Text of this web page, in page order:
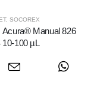
, SOCOREX
Manual 826
10-100 µL